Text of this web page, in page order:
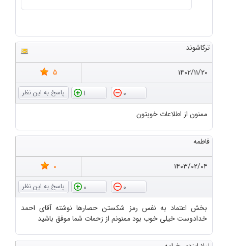
ترکاشوند
۱۴۰۲/۱۱/۲۰
5
0
1
ممنون از اطلاعات خوبتون
فاطمه
۱۴۰۳/۰۲/۰۴
0
0
0
بخش اعتماد به نفس رمز شکستن حصارها نوشته آقای احمد
خدادوست خیلی خوب بود ممنونم از زحمات شما موفق باشید